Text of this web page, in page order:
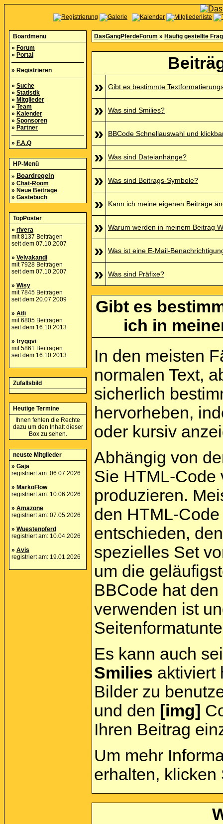
Boardmenü
» Forum
» Portal
» Registrieren
» Suche
» Statistik
» Mitglieder
» Team
» Kalender
» Sponsoren
» Partner
» F.A.Q
HP-Menü
» Boardregeln
» Chat-Room
» Neue Beiträge
» Gästebuch
TopPoster
» rivera
mit 8137 Beiträgen
seit dem 07.10.2007
» Velvakandi
mit 7928 Beiträgen
seit dem 07.10.2007
» Wisy
mit 7845 Beiträgen
seit dem 20.07.2009
» Atli
mit 6805 Beiträgen
seit dem 16.10.2013
» tryggvi
mit 5861 Beiträgen
seit dem 16.10.2013
Zufallsbild
Heutige Termine
Ihnen fehlen die Rechte
dazu um den Inhalt dieser
Box zu sehen.
neuste Mitglieder
» Gaja
registriert am: 06.07.2026
» MarkoFlow
registriert am: 10.06.2026
» Amazone
registriert am: 07.05.2026
» Wuestenpferd
registriert am: 10.04.2026
» Avis
registriert am: 19.01.2026
DasGangPferdeForum » Häufig gestellte
»
Gibt es bestimmte
» Was sind Smilies?
» BBCode Schnellauswahl und
» Was sind Dateianhänge?
» Was sind Beitrags-Symbole?
» Kann ich meine eigenen Beiträge
» Warum werden in meinem Beitrag
» Was ist eine E-Mail-
» Was sind Präfixe?
Gibt es
ich in
In den meisten
normalen Text,
sicherlich
hervorheben,
oder kursiv
Abhängig von
Sie HTML-Code
produzieren.
den HTML-
entschieden,
spezielles Set
um die
BBCode hat
verwenden ist
Es kann auch
Smilies aktiviert
Bilder zu
und den [img]
Ihren Beitrag
Um mehr
erhalten,